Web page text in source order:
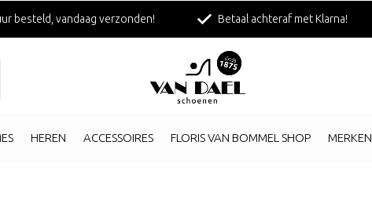
HEREN ACCESSOIRES FLORIS VAN BOMMEL SHOP MERKEN
besteld, vandaag verzonden! Betaal achteraf met Klarna!